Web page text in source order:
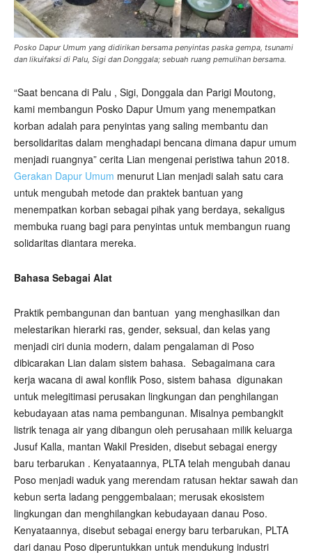
Posko Dapur Umum yang didirikan bersama penyintas paska gempa, tsunami
dan likuifaksi di Palu, Sigi dan Donggala; sebuah ruang pemulihan bersama.
“Saat bencana di Palu , Sigi, Donggala dan Parigi Moutong,
kami membangun Posko Dapur Umum yang menempatkan
korban adalah para penyintas yang saling membantu dan
bersolidaritas dalam menghadapi bencana dimana dapur umum
menjadi ruangnya” cerita Lian mengenai peristiwa tahun 2018.
Gerakan Dapur Umum menurut Lian menjadi salah satu cara
untuk mengubah metode dan praktek bantuan yang
menempatkan korban sebagai pihak yang berdaya, sekaligus
membuka ruang bagi para penyintas untuk membangun ruang
solidaritas diantara mereka.
Bahasa Sebagai Alat
Praktik pembangunan dan bantuan yang menghasilkan dan
melestarikan hierarki ras, gender, seksual, dan kelas yang
menjadi ciri dunia modern, dalam pengalaman di Poso
dibicarakan Lian dalam sistem bahasa. Sebagaimana cara
kerja wacana di awal konflik Poso, sistem bahasa digunakan
untuk melegitimasi perusakan lingkungan dan penghilangan
kebudayaan atas nama pembangunan. Misalnya pembangkit
listrik tenaga air yang dibangun oleh perusahaan milik keluarga
Jusuf Kalla, mantan Wakil Presiden, disebut sebagai energy
baru terbarukan . Kenyataannya, PLTA telah mengubah danau
Poso menjadi waduk yang merendam ratusan hektar sawah dan
kebun serta ladang penggembalaan; merusak ekosistem
lingkungan dan menghilangkan kebudayaan danau Poso.
Kenyataannya, disebut sebagai energy baru terbarukan, PLTA
dari danau Poso diperuntukkan untuk mendukung industri